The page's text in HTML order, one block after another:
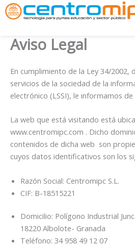
Aviso Legal
En cumplimiento de la Ley 34/2002,
servicios de la sociedad de la
electrónico (LSSI), le informamos de
La web que está visitando está
www.centromipc.com . Dicho
contenidos de dicha web son
cuyos datos identificativos son los
Razón Social: Centromipc S.L.
CIF: B-18515221
Domicilio: Polígono Industrial
18220 Albolote- Granada
Teléfono: 34 958 49 12 07